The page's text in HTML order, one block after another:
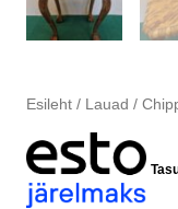
Esileht/ Lauad /